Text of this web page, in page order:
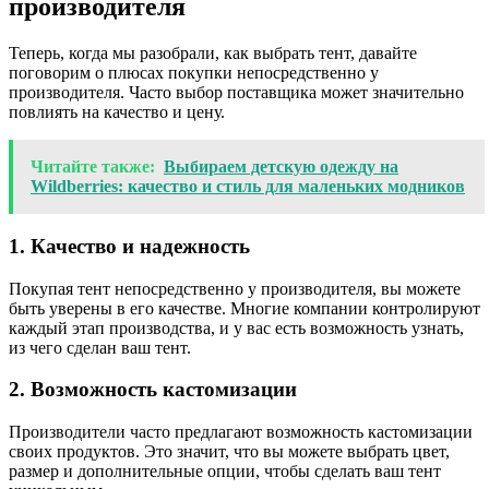
производителя
Теперь, когда мы разобрали, как выбрать тент, давайте
поговорим о плюсах покупки непосредственно у
производителя. Часто выбор поставщика может значительно
повлиять на качество и цену.
Читайте также: Выбираем детскую одежду на
Wildberries: качество и стиль для маленьких модников
1. Качество и надежность
Покупая тент непосредственно у производителя, вы можете
быть уверены в его качестве. Многие компании контролируют
каждый этап производства, и у вас есть возможность узнать,
из чего сделан ваш тент.
2. Возможность кастомизации
Производители часто предлагают возможность кастомизации
своих продуктов. Это значит, что вы можете выбрать цвет,
размер и дополнительные опции, чтобы сделать ваш тент